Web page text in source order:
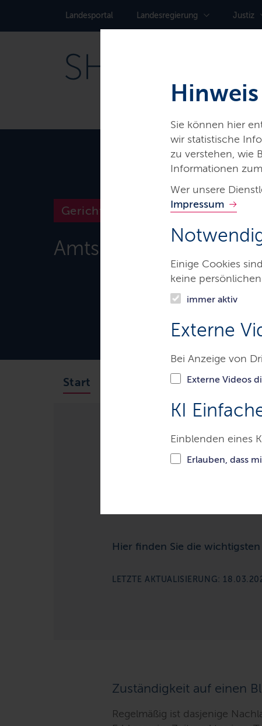
Sie können hier
wir statistische
zu verstehen, wie
Informationen
Wer unsere
Impressum
Einige Cookies
keine
immer aktiv
Externe
Bei Anzeige von
Externe Videos
KI
Einblenden eines
Erlauben, dass
Landes­portal Landes­regierung Justiz
Amtsgericht Lübeck
Gerichte & Justizbehörden
Start Das Gericht Aufgaben
Gerichte & Justizbehörden
Hier finden Sie die
LETZTE AKTUALISIERUNG:
Zuständigkeit auf einen
Regelmäßig ist dasjenige